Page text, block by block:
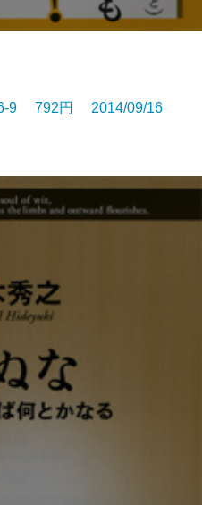
9 792円 2014/09/16